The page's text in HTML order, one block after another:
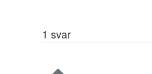
1 svar